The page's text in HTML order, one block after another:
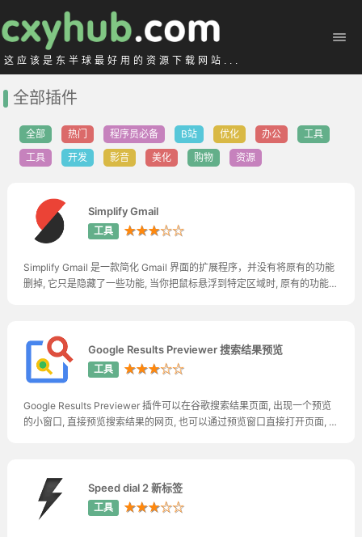
这应该是东半球最好用的资源下载网站...
全部插件
全部 热门 程序员必备 B站 优化 办公
工具
工具
开发 影音 美化 购物 资源
Simplify Gmail
工具 ★★★☆☆
Simplify Gmail 是一款简化 Gmail 界面的扩展程序，并没有将原有的功能
删掉, 它只是隐藏了一些功能, 当你把鼠标悬浮到特定区域时, 原有的功能就
Google Results Previewer 搜索结果预览
工具 ★★★☆☆
Google Results Previewer 插件可以在谷歌搜索结果页面, 出现一个预览
的小窗口, 直接预览搜索结果的网页, 也可以通过预览窗口直接打开页面, 大
Speed dial 2 新标签
工具 ★★★☆☆